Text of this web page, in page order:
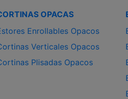
OPACAS
Enrollables Opacos
Verticales Opacos
Plisadas Opacos